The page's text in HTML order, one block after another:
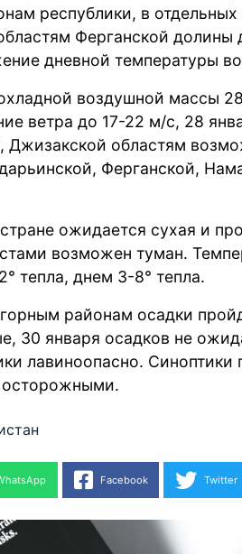
республики, в
Ферганской
дневной температуры
воздушной массы
ветра до 17-22 м/с, 28
Джизакской областям
Ферганской,
ожидается сухая и
возможен туман.
тепла, днем 3-8° тепла.
районам осадки
30 января осадков не
лавиноопасно. Синоптики
Facebook Twitter